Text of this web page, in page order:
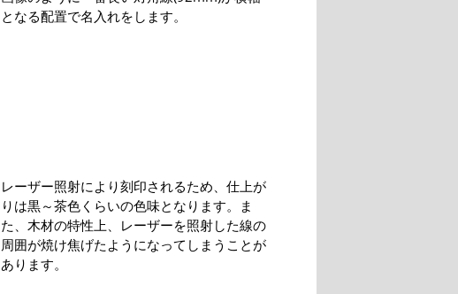
となる配置で名入れをします。
レーザー照射により刻印されるため、仕上が
りは黒～茶色くらいの色味となります。ま
た、木材の特性上、レーザーを照射した線の
周囲が焼け焦げたようになってしまうことが
あります。